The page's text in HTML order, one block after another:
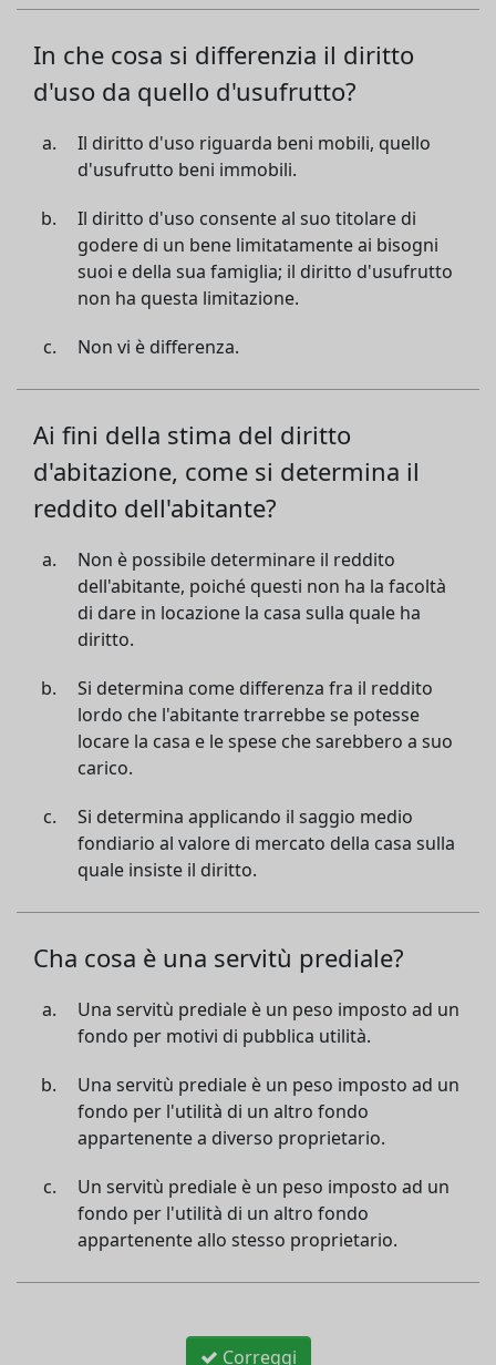
In che cosa si differenzia il diritto
d'uso da quello d'usufrutto?
Il diritto d'uso riguarda beni mobili, quello
d'usufrutto beni immobili.
Il diritto d'uso consente al suo titolare di
godere di un bene limitatamente ai bisogni
suoi e della sua famiglia; il diritto d'usufrutto
non ha questa limitazione.
Non vi è differenza.
Ai fini della stima del diritto
d'abitazione, come si determina il
reddito dell'abitante?
Non è possibile determinare il reddito
dell'abitante, poiché questi non ha la facoltà
di dare in locazione la casa sulla quale ha
diritto.
Si determina come differenza fra il reddito
lordo che l'abitante trarrebbe se potesse
locare la casa e le spese che sarebbero a suo
carico.
Si determina applicando il saggio medio
fondiario al valore di mercato della casa sulla
quale insiste il diritto.
Cha cosa è una servitù prediale?
Una servitù prediale è un peso imposto ad un
fondo per motivi di pubblica utilità.
Una servitù prediale è un peso imposto ad un
fondo per l'utilità di un altro fondo
appartenente a diverso proprietario.
Un servitù prediale è un peso imposto ad un
fondo per l'utilità di un altro fondo
appartenente allo stesso proprietario.
Correggi